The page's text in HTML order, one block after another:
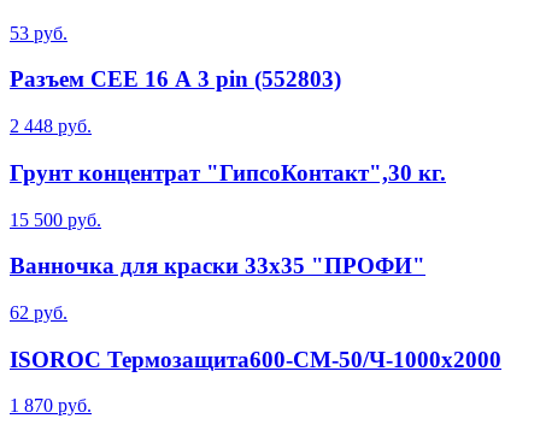
53 руб.
Разъем СЕЕ 16 А 3 pin (552803)
2 448 руб.
Грунт концентрат "ГипсоКонтакт",30 кг.
15 500 руб.
Ванночка для краски 33х35 "ПРОФИ"
62 руб.
ISOROC Термозащита600-СМ-50/Ч-1000x2000
1 870 руб.